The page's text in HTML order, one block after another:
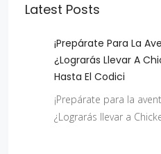
Latest Posts
¡Prepárate Para La
¿Lograrás Llevar A
Hasta El Codici
¡Prepárate para la
¿Lograrás llevar a